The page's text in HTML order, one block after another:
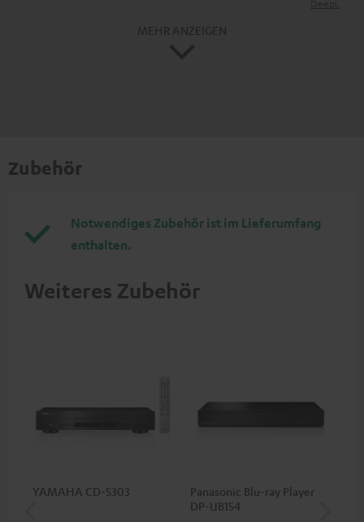
Zubehör
Notwendiges Zubehör ist im Lieferumfang
enthalten.
Weiteres Zubehör
YAMAHA CD-S303
Panasonic Blu-ray Player
DP-UB154